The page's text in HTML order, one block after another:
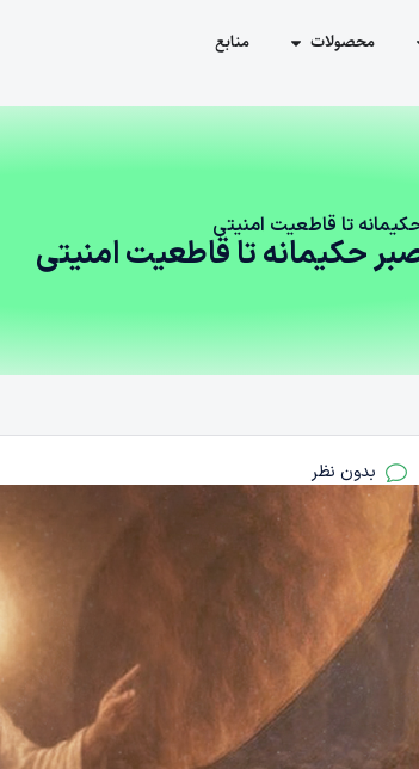
محصولات منابع
تا قاطعیت امنیتی
صبر حکیمانه تا قاطعیت امنیتی
بدون نظر